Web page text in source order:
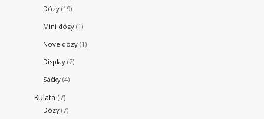
Dózy (19)
Mini dózy (1)
Nové dózy (1)
Display (2)
Sáčky (4)
Kulatá (7)
Dózy (7)